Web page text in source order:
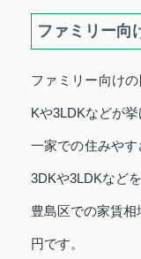
ファミリー向
ファミリー向け
Kや3LDKなどが挙
一家での住みやす
3DKや3LDKなど
豊島区での家賃
円です。